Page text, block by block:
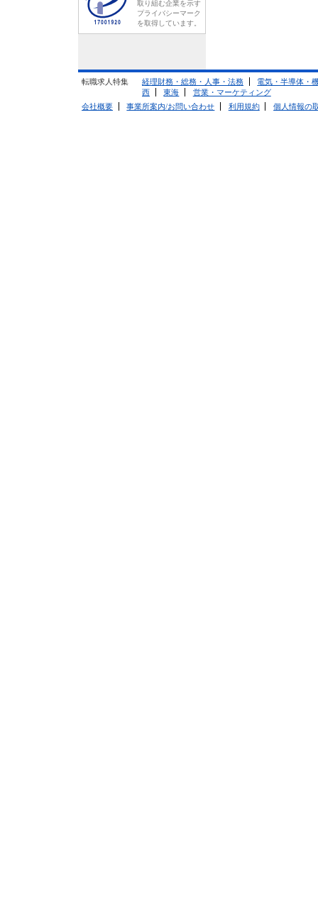
取り組む企業を示す
プライバシーマーク
を取得しています。
転職求人特集 経理財務・総務・人事・法務
電気・半導体・
西
東海
営業・マーケティング
会社概要
事業所案内/お問い合わせ 利用規約 個人情報の